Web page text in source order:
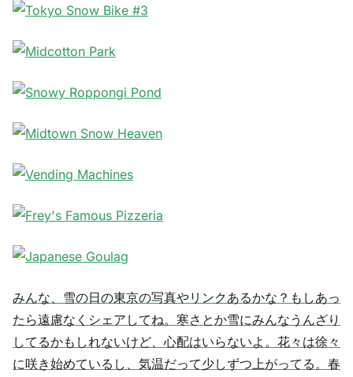
みんな、雪の日の東京の写真やリンクあるかな？もしあっ
たら遠慮なくシェアしてね。寒さとか雪にみんなうんざり
してるかもしれないけど、心配はいらないよ。花々は徐々
に咲き始めているし、気温だって少しずつ上がってる。春